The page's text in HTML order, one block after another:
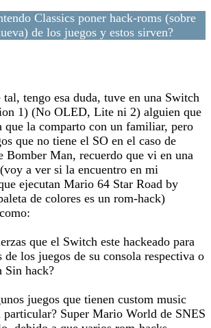
Classics poner hack-roms (sobre
de los juegos y estos sirven?
tengo esa duda, tuve en una Switch
1) (No OLED, Lite ni 2) alguien que
que la comparto con un familiar, pero
que no tiene el SO en el caso de
Bomber Man, recuerdo que vi en una
a ver si la encuentro en mi
ejecutan Mario 64 Star Road by
de colores es un rom-hack)
que el Switch este hackeado para
de los juegos de su consola respectiva o
Sin hack?
juegos que tienen custom music
particular? Super Mario World de SNES